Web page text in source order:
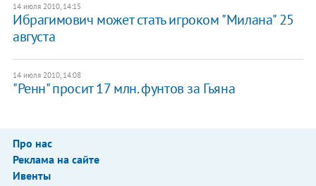
14 июля 2010, 14:15
Ибрагимович может стать игроком "Милана" 25
августа
14 июля 2010, 14:08
"Ренн" просит 17 млн. фунтов за Гьяна
Про нас
Реклама на сайте
Ивенты